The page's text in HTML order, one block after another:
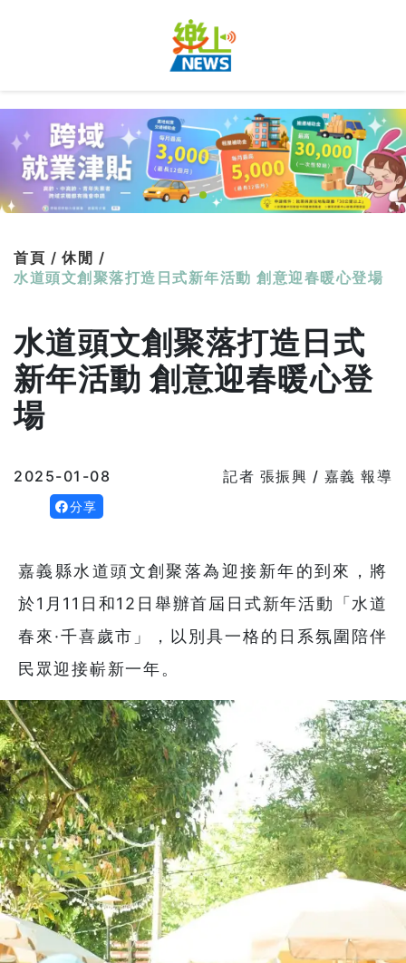
首頁 / 休閒 /
水道頭文創聚落打造日式新年活動 創意迎春暖心登場
水道頭文創聚落打造日式
新年活動 創意迎春暖心登
場
2025-01-08 記者 張振興 / 嘉義 報導
分享
嘉義縣水道頭文創聚落為迎接新年的到來，將
於1月11日和12日舉辦首屆日式新年活動「水道
春來·千喜歲市」，以別具一格的日系氛圍陪伴
民眾迎接嶄新一年。